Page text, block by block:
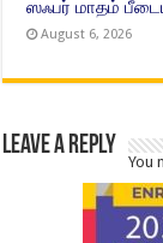
ஸஃபர் மாதம்
August 6, 2026
Leave a Reply
You